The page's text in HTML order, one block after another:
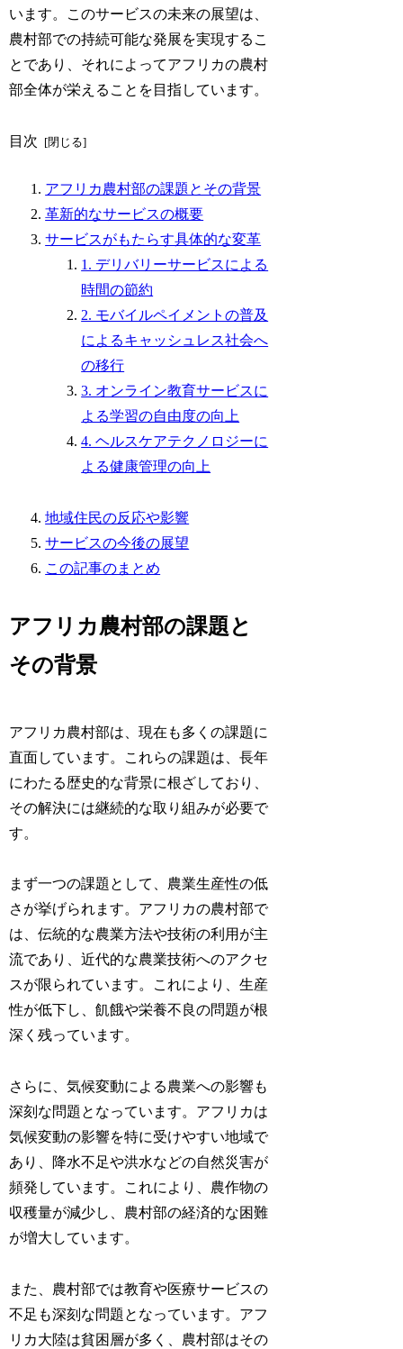
います。このサービスの未来の展望は、
農村部での持続可能な発展を実現するこ
とであり、それによってアフリカの農村
部全体が栄えることを目指しています。
目次
アフリカ農村部の課題とその背景
革新的なサービスの概要
サービスがもたらす具体的な変革
1. デリバリーサービスによる
時間の節約
2. モバイルペイメントの普及
によるキャッシュレス社会へ
の移行
3. オンライン教育サービスに
よる学習の自由度の向上
4. ヘルスケアテクノロジーに
よる健康管理の向上
地域住民の反応や影響
サービスの今後の展望
この記事のまとめ
アフリカ農村部の課題と
その背景
アフリカ農村部は、現在も多くの課題に
直面しています。これらの課題は、長年
にわたる歴史的な背景に根ざしており、
その解決には継続的な取り組みが必要で
す。
まず一つの課題として、農業生産性の低
さが挙げられます。アフリカの農村部で
は、伝統的な農業方法や技術の利用が主
流であり、近代的な農業技術へのアクセ
スが限られています。これにより、生産
性が低下し、飢餓や栄養不良の問題が根
深く残っています。
さらに、気候変動による農業への影響も
深刻な問題となっています。アフリカは
気候変動の影響を特に受けやすい地域で
あり、降水不足や洪水などの自然災害が
頻発しています。これにより、農作物の
収穫量が減少し、農村部の経済的な困難
が増大しています。
また、農村部では教育や医療サービスの
不足も深刻な問題となっています。アフ
リカ大陸は貧困層が多く、農村部はその